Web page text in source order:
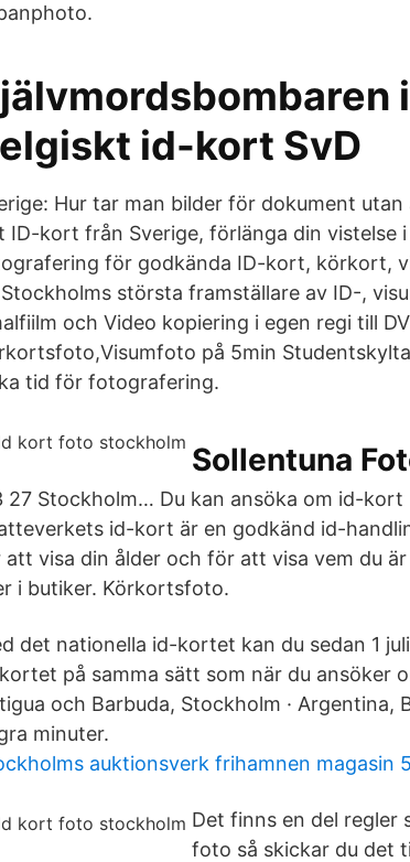
id-kort SvD
Hur tar man bilder för dokument
ID-kort från Sverige, förlänga din vistelse
för godkända ID-kort, körkort,
största framställare av ID-,
och Video kopiering i egen regi till
på 5min
tid för fotografering.
Sollentuna
27 Stockholm… Du kan ansöka om id-
id-kort är en godkänd id-
visa din ålder och för att visa vem du
i butiker. Körkortsfoto.
det nationella id-kortet kan du sedan 1
på samma sätt som när du ansöker
och Barbuda, Stockholm ·
minuter.
auktionsverk frihamnen magasin 5
Det finns en del regler
foto så skickar du det